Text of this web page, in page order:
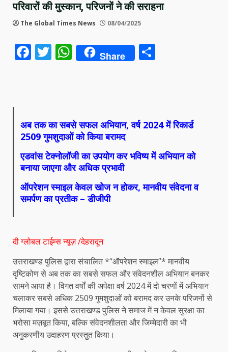
परिवारों की मुस्कान, परिजनों ने की सराहना
The Global Times News 08/04/2025
Facebook
Twitter
WhatsApp
Share
अब तक का सबसे सफल अभियान, वर्ष 2024 में रिकार्ड
2509 गुमशुदाओं को किया बरामद
एडवांस टेक्नोलॉजी का उपयोग कर भविष्य में अभियान को
बनाया जाएगा और अधिक प्रभावी
ऑपरेशन स्माइल केवल खोज न होकर, मानवीय संवेदना व
समर्पण का प्रतीक – डीजीपी
दी ग्लोबल टाईम्स न्यूज़ /देहरादून
उत्तराखण्ड पुलिस द्वारा संचालित *“ऑपरेशन स्माइल”* मानवीय
दृष्टिकोण से अब तक का सबसे सफल और संवेदनशील अभियान बनकर
सामने आया है। विगत वर्षों की अपेक्षा वर्ष 2024 में दो चरणों में अभियान
चलाकर सबसे अधिक 2509 गुमशुदाओं को बरामद कर उनके परिजनों से
मिलाया गया। इससे उत्तराखण्ड पुलिस ने समाज में न केवल सुरक्षा का
भरोसा मज़बूत किया, बल्कि संवेदनशीलता और जिम्मेदारी का भी
अनुकरणीय उदाहरण प्रस्तुत किया।